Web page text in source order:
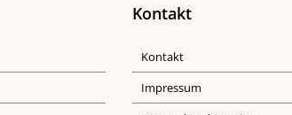
Kontakt
Kontakt
Impressum